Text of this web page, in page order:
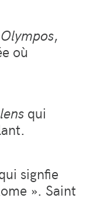
Olympos,
où
qui
signfie
». Saint